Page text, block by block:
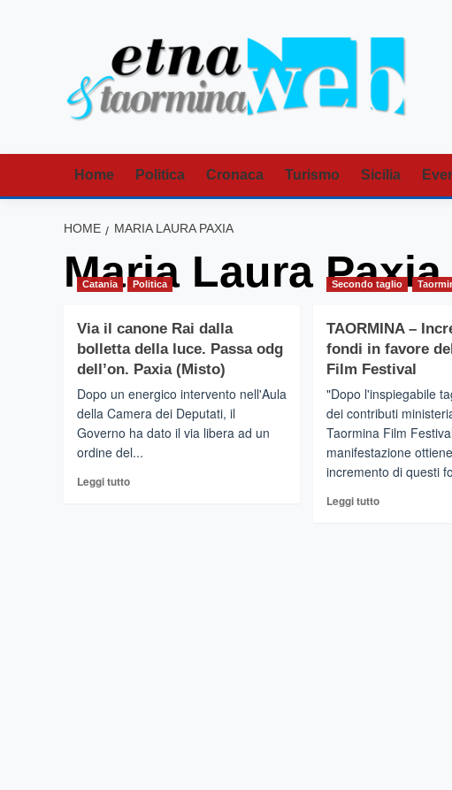
Home Politica Cronaca Turismo Sicilia
HOME MARIA LAURA PAXIA
Maria Laura Paxia
Catania Politica
Via il canone Rai dalla
bolletta della luce. Passa odg
dell’on. Paxia (Misto)
Dopo un energico intervento nell'Aula
della Camera dei Deputati, il
Governo ha dato il via libera ad un
ordine del...
Leggi tuttoLeggi
Secondo taglio
TAORMINA –
fondi in favore
Film Festival
"Dopo l'inspiegabile
dei contributi
Taormina Film
manifestazione
incremento di questi
Leggi tuttoLeggi